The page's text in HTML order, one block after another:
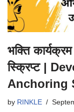
भक्ति
स्क्रिप्ट |
Anchoring
by RINKLE